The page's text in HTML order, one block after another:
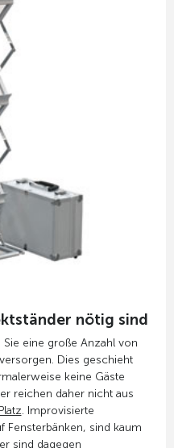
nötig sind
eine große Anzahl von
Dies geschieht
keine Gäste
reichen daher nicht aus
. Improvisierte
Fensterbänken, sind kaum
sind dagegen